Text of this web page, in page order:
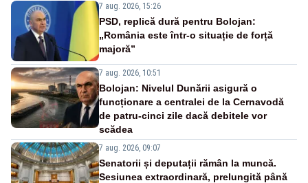
7 aug. 2026, 15:26
PSD, replică dură pentru Bolojan:
„România este într-o situație de forță
majoră”
7 aug. 2026, 10:51
Bolojan: Nivelul Dunării asigură o
funcționare a centralei de la Cernavodă
de patru-cinci zile dacă debitele vor
scădea
7 aug. 2026, 09:07
Senatorii și deputații rămân la muncă.
Sesiunea extraordinară, prelungită până